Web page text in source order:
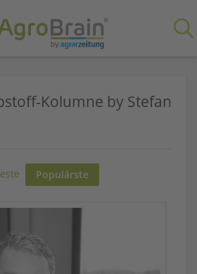
Kolumne by Stefan
Populärste